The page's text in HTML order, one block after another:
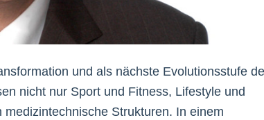
und als nächste Evolutionsstufe
nicht nur Sport und Fitness, Lifestyle und
Strukturen. In einem